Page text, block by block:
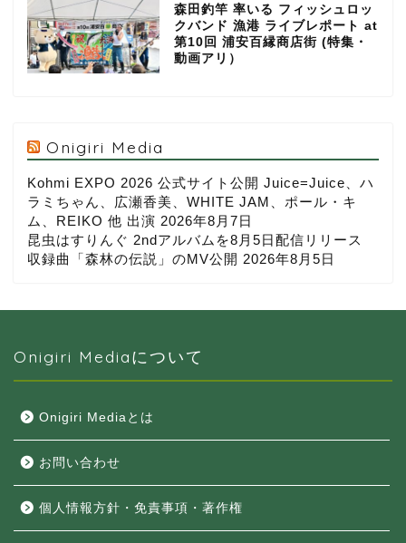
森田釣竿 率いる フィッシュロッ
クバンド 漁港 ライブレポート at
第10回 浦安百縁商店街 (特集・
動画アリ）
Onigiri Media
Kohmi EXPO 2026 公式サイト公開 Juice=Juice、ハ
ラミちゃん、広瀬香美、WHITE JAM、ポール・キ
ム、REIKO 他 出演 2026年8月7日
昆虫はすりんぐ 2ndアルバムを8月5日配信リリース
収録曲「森林の伝説」のMV公開 2026年8月5日
Onigiri Mediaについて
Onigiri Mediaとは
お問い合わせ
個人情報方針・免責事項・著作権